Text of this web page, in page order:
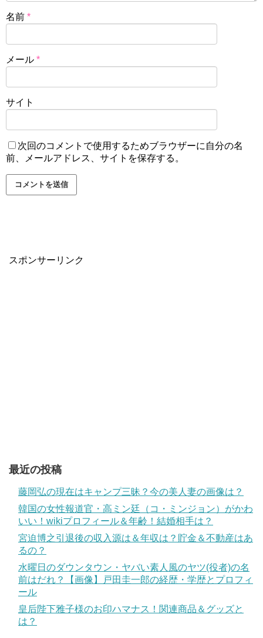
名前 *
メール *
サイト
次回のコメントで使用するためブラウザーに自分の名
前、メールアドレス、サイトを保存する。
スポンサーリンク
最近の投稿
藤岡弘の現在はキャンプ三昧？今の美人妻の画像は？
韓国の女性報道官・高ミン廷（コ・ミンジョン）がかわ
いい！wikiプロフィール＆年齢！結婚相手は？
宮迫博之引退後の収入源は＆年収は？貯金＆不動産はあ
るの？
水曜日のダウンタウン・ヤバい素人風のヤツ(役者)の名
前はだれ？【画像】戸田圭一郎の経歴・学歴とプロフィ
ール
皇后陛下雅子様のお印ハマナス！関連商品＆グッズと
は？